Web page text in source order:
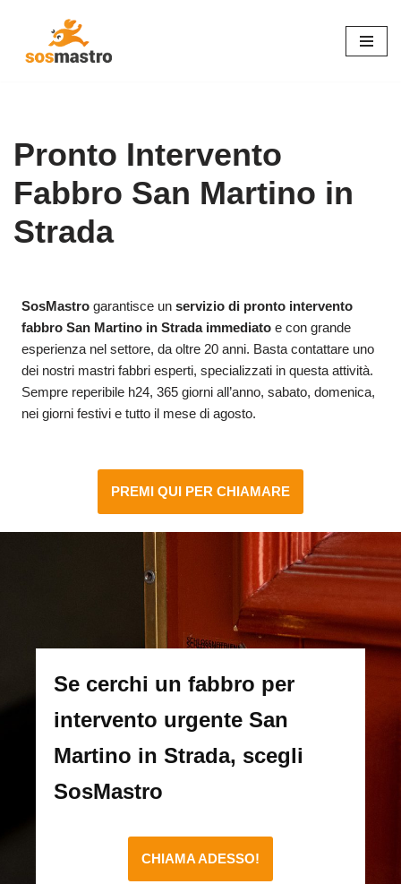
Pronto Intervento
Fabbro San Martino in
Strada
SosMastro garantisce unservizio di pronto intervento
fabbro San Martino in Strada immediato e con grande
esperienza nel settore, da oltre 20 anni. Basta contattare uno
dei nostri mastri fabbri esperti, specializzati in questa attività.
Sempre reperibile h24, 365 giorni all’anno, sabato, domenica,
nei giorni festivi e tutto il mese di agosto.
PREMI QUI PER CHIAMARE
Se cerchi un fabbro per
intervento urgente San
Martino in Strada, scegli
SosMastro
CHIAMA ADESSO!